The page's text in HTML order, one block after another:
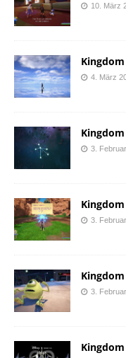
10. März
4. März
3.
3.
3.